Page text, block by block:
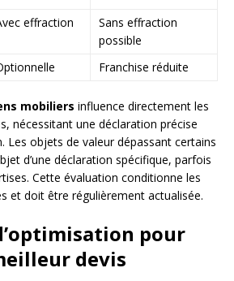
effraction
Sans effraction
possible
Franchise réduite
mobiliers influence directement les
nécessitant une déclaration précise
Les objets de valeur dépassant certains
d’une déclaration spécifique, parfois
Cette évaluation conditionne les
et doit être régulièrement actualisée.
pour
devis